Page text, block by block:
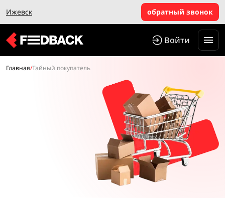
Ижевск обратный звонок
Войти
Главная/Тайный покупатель